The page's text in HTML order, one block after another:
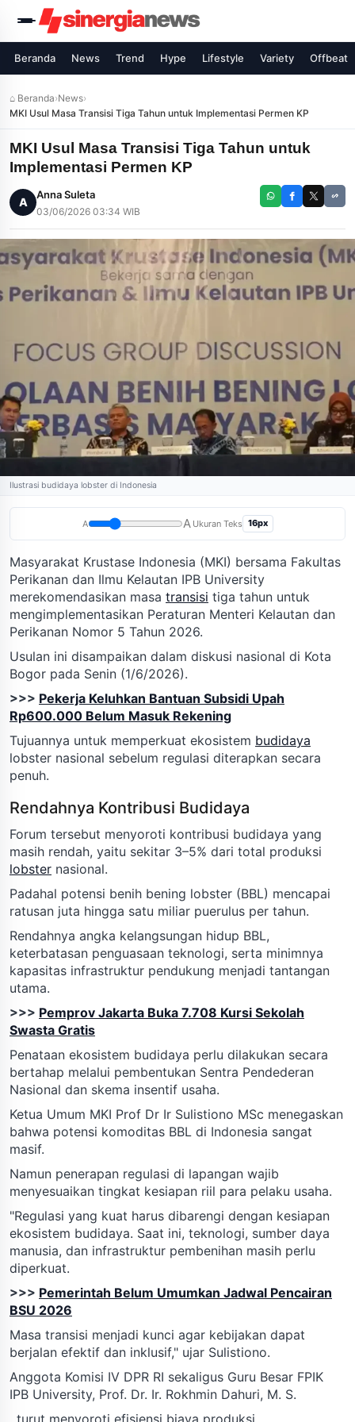
Beranda News Trend Hype Lifestyle Variety Offbeat
⌂ Beranda›News›
MKI Usul Masa Transisi Tiga Tahun untuk Implementasi Permen KP
MKI Usul Masa Transisi Tiga Tahun untuk
Implementasi Permen KP
A
Anna Suleta
03/06/2026 03:34 WIB
Ilustrasi budidaya lobster di Indonesia
A A Ukuran Teks 16px
Masyarakat Krustase Indonesia (MKI) bersama Fakultas
Perikanan dan Ilmu Kelautan IPB University
merekomendasikan masa transisi tiga tahun untuk
mengimplementasikan Peraturan Menteri Kelautan dan
Perikanan Nomor 5 Tahun 2026.
Usulan ini disampaikan dalam diskusi nasional di Kota
Bogor pada Senin (1/6/2026).
>>> Pekerja Keluhkan Bantuan Subsidi Upah
Rp600.000 Belum Masuk Rekening
Tujuannya untuk memperkuat ekosistem budidaya
lobster nasional sebelum regulasi diterapkan secara
penuh.
Rendahnya Kontribusi Budidaya
Forum tersebut menyoroti kontribusi budidaya yang
masih rendah, yaitu sekitar 3–5% dari total produksi
lobster nasional.
Padahal potensi benih bening lobster (BBL) mencapai
ratusan juta hingga satu miliar puerulus per tahun.
Rendahnya angka kelangsungan hidup BBL,
keterbatasan penguasaan teknologi, serta minimnya
kapasitas infrastruktur pendukung menjadi tantangan
utama.
>>> Pemprov Jakarta Buka 7.708 Kursi Sekolah
Swasta Gratis
Penataan ekosistem budidaya perlu dilakukan secara
bertahap melalui pembentukan Sentra Pendederan
Nasional dan skema insentif usaha.
Ketua Umum MKI Prof Dr Ir Sulistiono MSc menegaskan
bahwa potensi komoditas BBL di Indonesia sangat
masif.
Namun penerapan regulasi di lapangan wajib
menyesuaikan tingkat kesiapan riil para pelaku usaha.
"Regulasi yang kuat harus dibarengi dengan kesiapan
ekosistem budidaya. Saat ini, teknologi, sumber daya
manusia, dan infrastruktur pembenihan masih perlu
diperkuat.
>>> Pemerintah Belum Umumkan Jadwal Pencairan
BSU 2026
Masa transisi menjadi kunci agar kebijakan dapat
berjalan efektif dan inklusif," ujar Sulistiono.
Anggota Komisi IV DPR RI sekaligus Guru Besar FPIK
IPB University, Prof. Dr. Ir. Rokhmin Dahuri, M. S.
, turut menyoroti efisiensi biaya produksi.